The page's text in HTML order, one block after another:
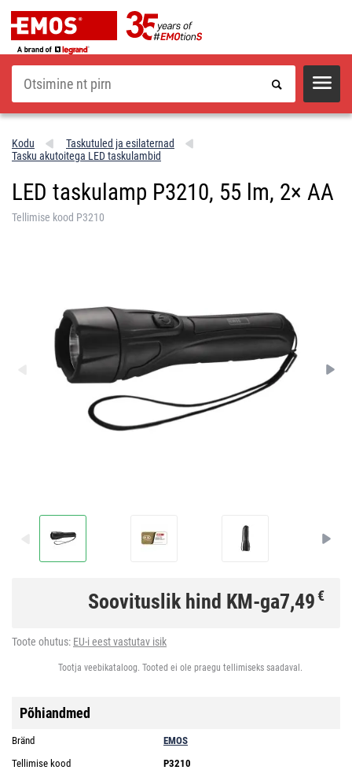
Otsi
Kodu
Taskutuled ja esilaternad
Tasku akutoitega LED taskulambid
LED taskulamp P3210, 55 lm, 2× AA
Tellimise kood P3210
Soovituslik hind KM-ga7,49€
Toote ohutus: EU-i eest vastutav isik
Tootja veebikataloog. Tooted ei ole praegu tellimiseks saadaval.
Põhiandmed
Bränd
EMOS
Tellimise kood
P3210